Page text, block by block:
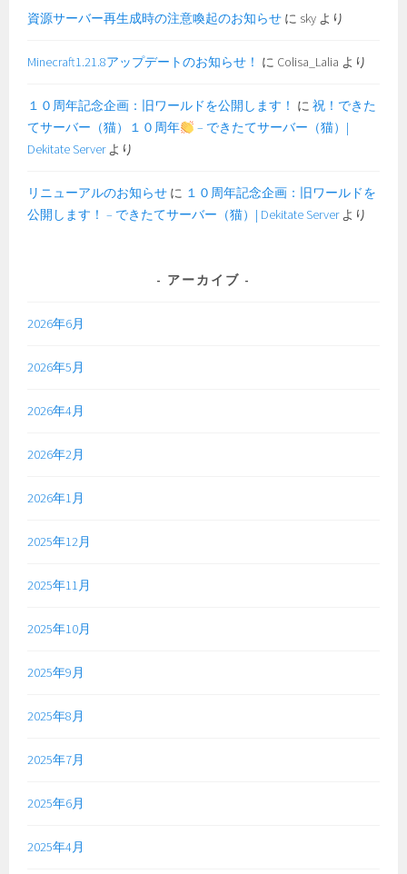
資源サーバー再生成時の注意喚起のお知らせ に sky より
Minecraft1.21.8アップデートのお知らせ！ に Colisa_Lalia より
１０周年記念企画：旧ワールドを公開します！ に祝！できた
てサーバー（猫）１０周年
– できたてサーバー（猫）|
Dekitate Serverより
リニューアルのお知らせ に １０周年記念企画：旧ワールドを
公開します！ – できたてサーバー（猫）| Dekitate Serverより
アーカイブ
2026年6月
2026年5月
2026年4月
2026年2月
2026年1月
2025年12月
2025年11月
2025年10月
2025年9月
2025年8月
2025年7月
2025年6月
2025年4月